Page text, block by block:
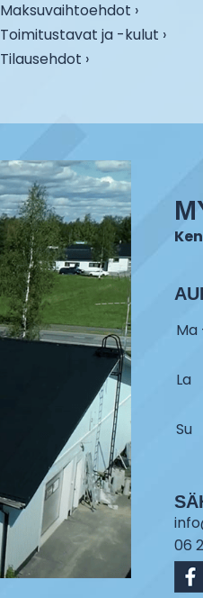
Maksuvaihtoehdot ›
Toimitustavat ja -kulut ›
Tilausehdot ›
Ma
La
Su
06